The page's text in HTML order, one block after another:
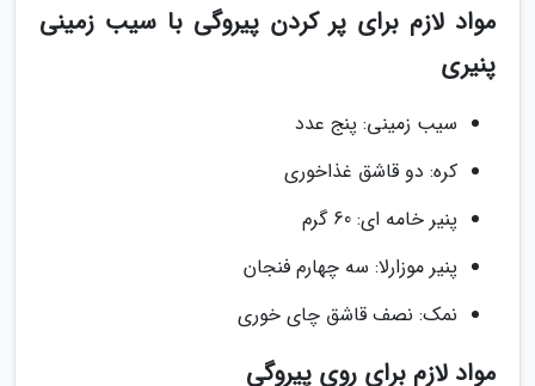
مواد لازم برای پر کردن پیروگی با سیب زمینی
پنیری
سیب زمینی: پنج عدد
کره: دو قاشق غذاخوری
پنیر خامه ای: 60 گرم
پنیر موزارلا: سه چهارم فنجان
نمک: نصف قاشق چای خوری
مواد لازم برای روی پیروگی